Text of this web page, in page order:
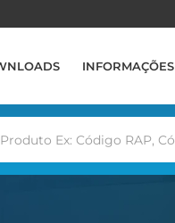
INFORMAÇÕES